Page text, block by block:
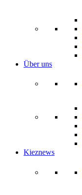
Über uns
Kieznews